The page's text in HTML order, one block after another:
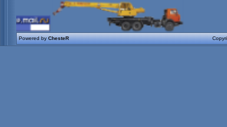
Powered byChesteR